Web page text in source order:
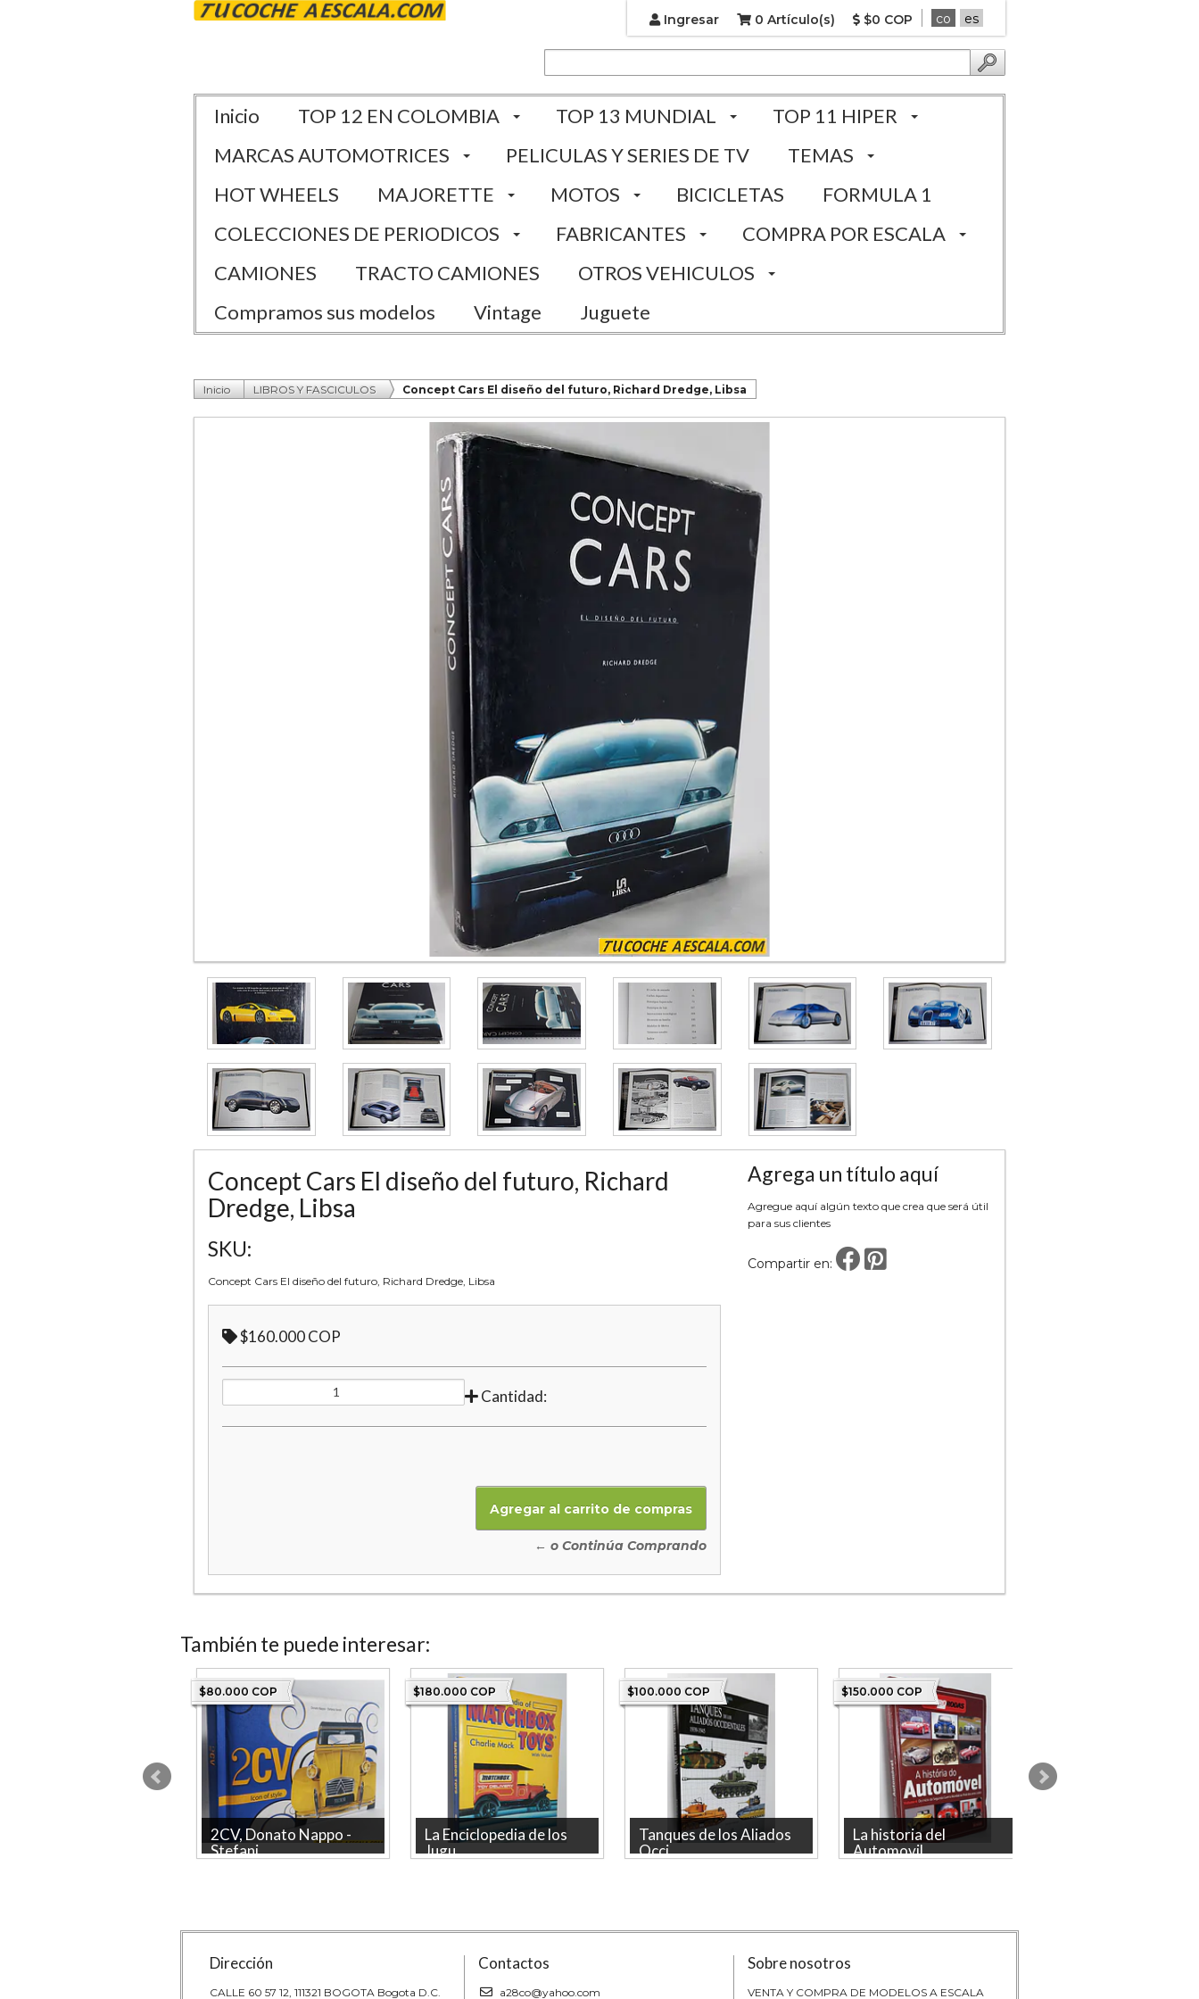
Ingresar 0 Artículo(s) $0 COP co es
Inicio TOP 12 EN COLOMBIA TOP 13 MUNDIAL
TOP 11 HIPER
MARCAS AUTOMOTRICES
PELICULAS Y SERIES DE TV
TEMAS
HOT WHEELS
MAJORETTE MOTOS BICICLETAS
FORMULA 1
COLECCIONES DE PERIODICOS
FABRICANTES
COMPRA POR ESCALA
CAMIONES
TRACTO CAMIONES
OTROS VEHICULOS
Compramos sus modelos
Vintage Juguete
Inicio LIBROS Y FASCICULOS Concept Cars El diseño del futuro, Richard Dredge, Libsa
Concept Cars El diseño del futuro, Richard
Dredge, Libsa
SKU:
Concept Cars El diseño del futuro, Richard Dredge, Libsa
$160.000 COP
Cantidad:
← o Continúa Comprando
Agrega un título aquí
Agregue aquí algún texto que crea que será útil
para sus clientes
Compartir en:
También te puede interesar:
$80.000 COP
2CV, Donato Nappo -
Stefani...
$180.000 COP
La Enciclopedia de los
Jugu...
$100.000 COP
Tanques de los Aliados
Occi...
$150.000 COP
La historia del
Automovil. ...
Dirección
CALLE 60 57 12, 111321 BOGOTA Bogota D.C.
Contactos
a28co@yahoo.com
Sobre nosotros
VENTA Y COMPRA DE MODELOS A ESCALA